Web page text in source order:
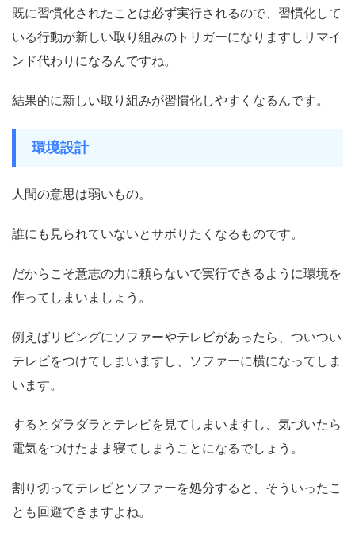
既に習慣化されたことは必ず実行されるので、習慣化して
いる行動が新しい取り組みのトリガーになりますしリマイ
ンド代わりになるんですね。
結果的に新しい取り組みが習慣化しやすくなるんです。
環境設計
人間の意思は弱いもの。
誰にも見られていないとサボりたくなるものです。
だからこそ意志の力に頼らないで実行できるように環境を
作ってしまいましょう。
例えばリビングにソファーやテレビがあったら、ついつい
テレビをつけてしまいますし、ソファーに横になってしま
います。
するとダラダラとテレビを見てしまいますし、気づいたら
電気をつけたまま寝てしまうことになるでしょう。
割り切ってテレビとソファーを処分すると、そういったこ
とも回避できますよね。